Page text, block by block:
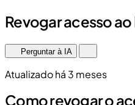
Revogar acesso
Perguntar à IA
Atualizado há 3 meses
Como revogar o